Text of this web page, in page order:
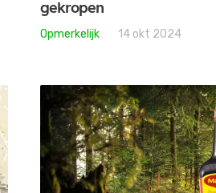
gekropen
Opmerkelijk 14 okt 2024